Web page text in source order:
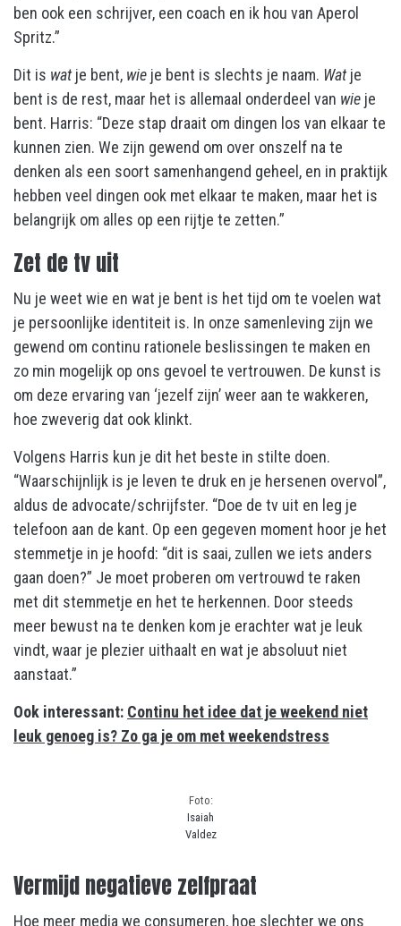
ben ook een schrijver, een coach en ik hou van Aperol
Spritz.”
Dit is watje bent, wie je bent is slechts je naam. Watje
bent is de rest, maar het is allemaal onderdeel van wie je
bent. Harris: “Deze stap draait om dingen los van elkaar te
kunnen zien. We zijn gewend om over onszelf na te
denken als een soort samenhangend geheel, en in praktijk
hebben veel dingen ook met elkaar te maken, maar het is
belangrijk om alles op een rijtje te zetten.”
Zet de tv uit
Nu je weet wie en wat je bent is het tijd om te voelen wat
je persoonlijke identiteit is. In onze samenleving zijn we
gewend om continu rationele beslissingen te maken en
zo min mogelijk op ons gevoel te vertrouwen. De kunst is
om deze ervaring van ‘jezelf zijn’ weer aan te wakkeren,
hoe zweverig dat ook klinkt.
Volgens Harris kun je dit het beste in stilte doen.
“Waarschijnlijk is je leven te druk en je hersenen overvol”,
aldus de advocate/schrijfster. “Doe de tv uit en leg je
telefoon aan de kant. Op een gegeven moment hoor je het
stemmetje in je hoofd: “dit is saai, zullen we iets anders
gaan doen?” Je moet proberen om vertrouwd te raken
met dit stemmetje en het te herkennen. Door steeds
meer bewust na te denken kom je erachter wat je leuk
vindt, waar je plezier uithaalt en wat je absoluut niet
aanstaat.”
Ook interessant: Continu het idee dat je weekend niet
leuk genoeg is? Zo ga je om met weekendstress
Foto:
Isaiah
Valdez
Vermijd negatieve zelfpraat
Hoe meer media we consumeren, hoe slechter we ons